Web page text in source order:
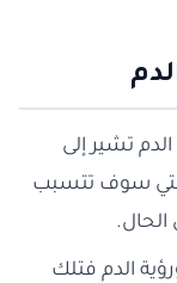
تشير إلى
التي سوف تتسبب
الدم فتلك